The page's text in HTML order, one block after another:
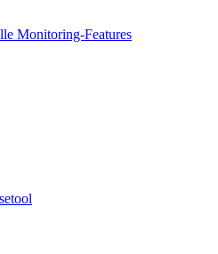
Monitoring-Features